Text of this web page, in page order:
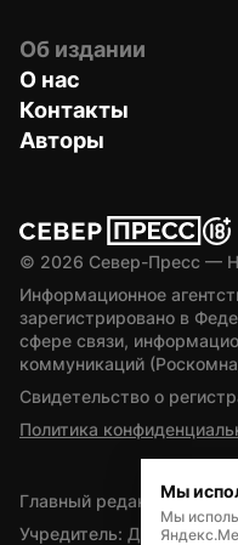
Об издании
О нас
Контакты
Авторы
© 2026 Север-Пресс —
Информационное
зарегистрировано в
сфере связи,
коммуникаций
Свидетельство о
Политика
Главный редактор —
Учредитель:
Мы
Мы